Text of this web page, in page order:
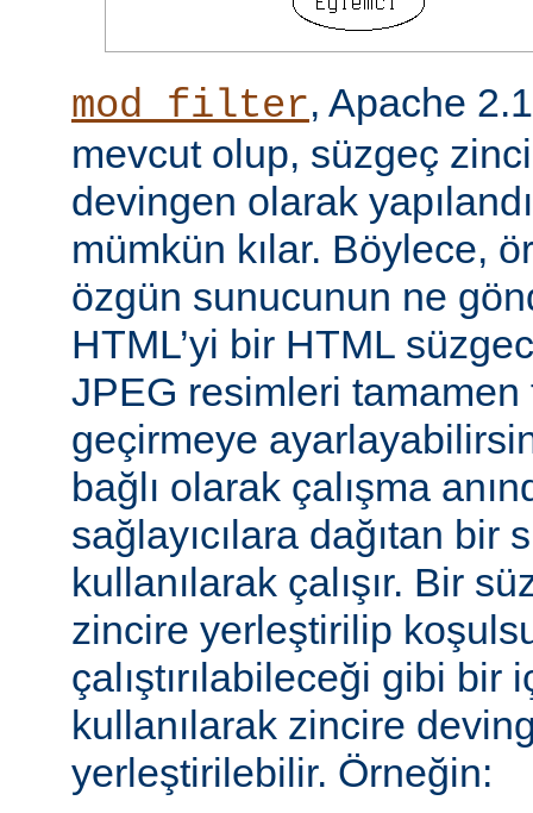
mod_filter, Apache
mevcut olup, süzgeç
devingen olarak
mümkün kılar. Böylece,
özgün sunucunun ne
HTML’yi bir HTML
JPEG resimleri tamamen
geçirmeye
bağlı olarak çalışma
sağlayıcılara dağıtan bir
kullanılarak çalışır. Bir
zincire yerleştirilip
çalıştırılabileceği gibi bir
kullanılarak zincire
yerleştirilebilir. Örneğin: